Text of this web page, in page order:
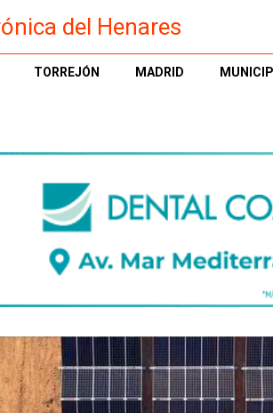
del Henares
TORREJÓN MADRID